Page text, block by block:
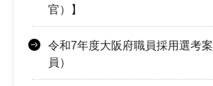
官）】
令和7年度大阪府職員採用選考
員）